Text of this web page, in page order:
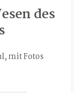
des
mit Fotos